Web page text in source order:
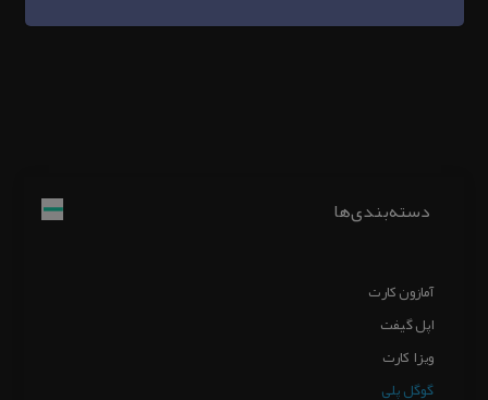
دسته‌بندی‌ها
آمازون کارت
اپل گیفت
ویزا کارت
گوگل پلی